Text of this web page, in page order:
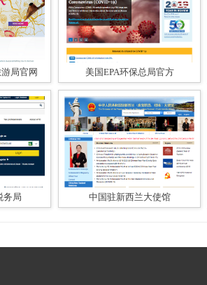
局官网 美国EPA环保总局官方
务局 中国驻新西兰大使馆